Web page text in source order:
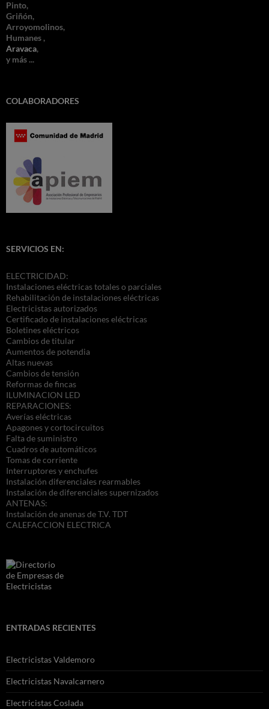
Pinto,
Griñón,
Arroyomolinos,
Humanes ,
Aravaca,
y más ...
COLABORADORES
SERVICIOS EN:
ELECTRICIDAD:
Instalaciones eléctricas totales o parciales
Rehabilitación de instalaciones eléctricas
Electricistas autorizados
Certificado de instalaciones eléctricas
Boletines eléctricos
Cambios de titular
Aumentos de potendia
Altas nuevas
Cambios de tensión
Reformas de fincas
ILUMINACION LED
REPARACIONES:
Averías eléctricas
Apagones y cortocircuitos
Falta de suministro
Cuadros de automáticos
Tomas de corriente
Interruptores y enchufes
Instalación diferenciales rearmables
Instalación de diferenciales supernizados
ANTENAS:
Instalación de anenas de T.V. TDT
CALEFACCION ELECTRICA
ENTRADAS RECIENTES
Electricistas Valdemoro
Electricistas Navalcarnero
Electricistas Coslada